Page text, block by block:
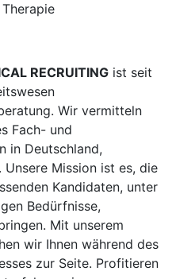
RECRUITING ist seit
Wir vermitteln
Fach- und
in Deutschland,
Mission ist es, die
Kandidaten, unter
Bedürfnisse,
Mit unserem
wir Ihnen während des
zur Seite. Profitieren